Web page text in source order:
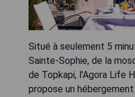
Situé à seulement 5
Sainte-Sophie, de la
de Topkapi, l'Agora Life
propose un